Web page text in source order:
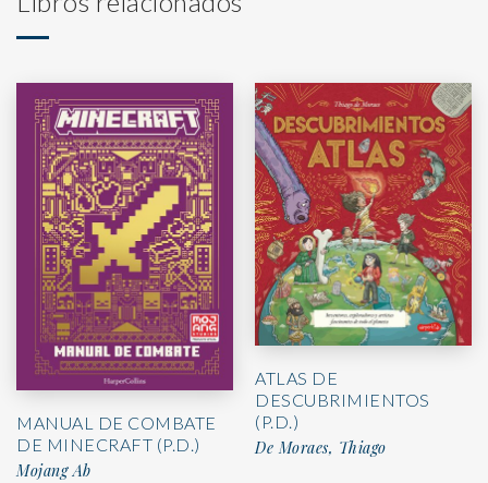
MANUAL DE COMBATE
DE MINECRAFT (P.D.)
Mojang Ab
ATLAS DE
DESCUBRIMIENTOS
(P.D.)
De Moraes, Thiago